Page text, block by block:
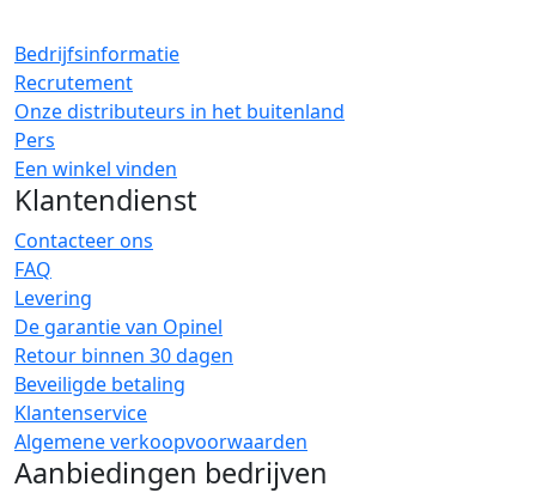
Bedrijfsinformatie
Recrutement
Onze distributeurs in het buitenland
Pers
Een winkel vinden
Klantendienst
Contacteer ons
FAQ
Levering
De garantie van Opinel
Retour binnen 30 dagen
Beveiligde betaling
Klantenservice
Algemene verkoopvoorwaarden
Aanbiedingen bedrijven